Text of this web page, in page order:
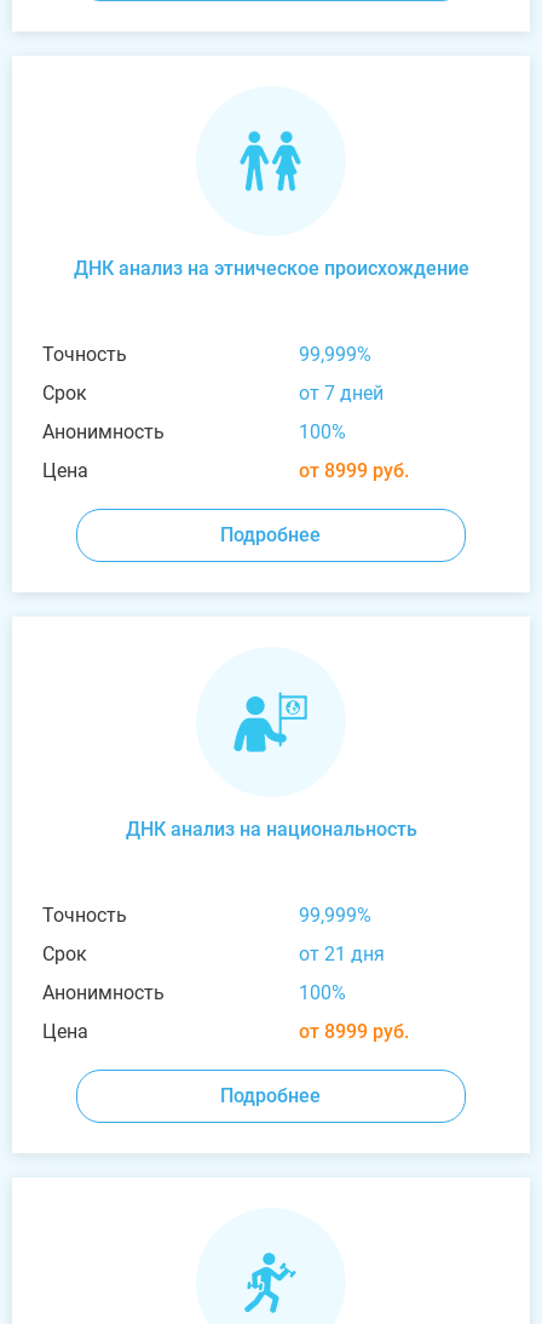
ДНК анализ на этническое происхождение
Точность
99,999%
Срок
от 7 дней
Анонимность
100%
Цена
от 8999 руб.
Подробнее
ДНК анализ на национальность
Точность
99,999%
Срок
от 21 дня
Анонимность
100%
Цена
от 8999 руб.
Подробнее